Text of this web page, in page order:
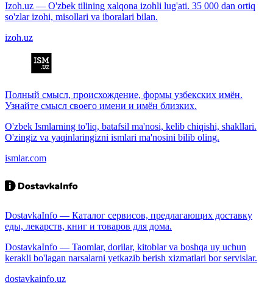
Izoh.uz — O'zbek tilining xalqona izohli lug'ati. 35 000 dan ortiq
so'zlar izohi, misollari va iboralari bilan.
izoh.uz
Полный смысл, происхождение, формы узбекских имён.
Узнайте смысл своего имени и имён близких.
O'zbek Ismlarning to'liq, batafsil ma'nosi, kelib chiqishi, shakllari.
O'zingiz va yaqinlaringizni ismlari ma'nosini bilib oling.
ismlar.com
DostavkaInfo — Каталог сервисов, предлагающих доставку
еды, лекарств, книг и товаров для дома.
DostavkaInfo — Taomlar, dorilar, kitoblar va boshqa uy uchun
kerakli bo'lagan narsalarni yetkazib berish xizmatlari bor servislar.
dostavkainfo.uz